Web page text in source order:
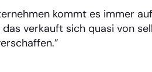
kommt es immer
verkauft sich quasi von